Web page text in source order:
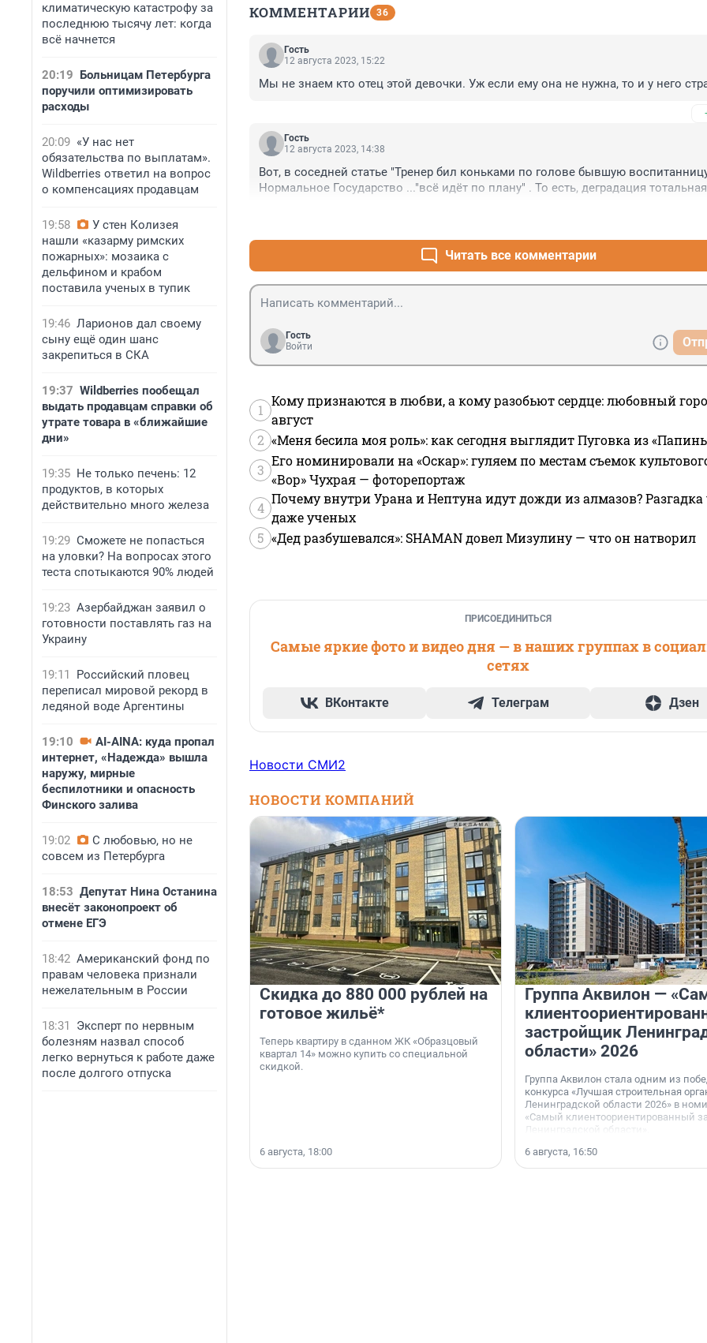
климатическую катастрофу за
последнюю тысячу лет: когда
всё начнется
20:19 Больницам Петербурга
поручили оптимизировать
расходы
20:09 «У нас нет
обязательства по выплатам».
Wildberries ответил на вопрос
о компенсациях продавцам
19:58
У стен Колизея
нашли «казарму римских
пожарных»: мозаика с
дельфином и крабом
поставила ученых в тупик
19:46 Ларионов дал своему
сыну ещё один шанс
закрепиться в СКА
19:37 Wildberries пообещал
выдать продавцам справки об
утрате товара в «ближайшие
дни»
19:35 Не только печень: 12
продуктов, в которых
действительно много железа
19:29 Сможете не попасться
на уловки? На вопросах этого
теста спотыкаются 90% людей
19:23 Азербайджан заявил о
готовности поставлять газ на
Украину
19:11
Российский пловец
переписал мировой рекорд в
ледяной воде Аргентины
19:10
AI-AINA: куда пропал
интернет, «Надежда» вышла
наружу, мирные
беспилотники и опасность
Финского залива
19:02
С любовью, но не
совсем из Петербурга
18:53 Депутат Нина Останина
внесёт законопроект об
отмене ЕГЭ
18:42 Американский фонд по
правам человека признали
нежелательным в России
18:31
Эксперт по нервным
болезням назвал способ
легко вернуться к работе даже
после долгого отпуска
КОММЕНТАРИИ 36
Гость
12 августа 2023, 15:22
Мы не знаем кто отец этой девочки. Уж если ему она не нужна, то и у него
Гость
12 августа 2023, 14:38
Вот, в соседней статье "Тренер бил коньками по голове бывшую
Нормальное Государство ..."всё идёт по плану" . То есть, деградация тотальная
Читать все комментарии
Гость
Войти
1
Кому признаются в любви, а кому разобьют сердце: любовный
август
2 «Меня бесила моя роль»: как сегодня выглядит Пуговка из
3
Его номинировали на «Оскар»: гуляем по местам съемок
«Вор» Чухрая — фоторепортаж
4
Почему внутри Урана и Нептуна идут дожди из алмазов?
даже ученых
5 «Дед разбушевался»: SHAMAN довел Мизулину — что он натворил
ПРИСОЕДИНИТЬСЯ
Самые яркие фото и видео дня — в наших группах в
сетях
ВКонтакте Телеграм Дзен
Новости СМИ2
НОВОСТИ КОМПАНИЙ
Скидка до 880 000 рублей на
готовое жильё*
Теперь квартиру в сданном ЖК «Образцовый
квартал 14» можно купить со специальной
скидкой.
6 августа, 18:00
Группа Аквилон —
застройщик
области» 2026
Группа Аквилон стала одним из
конкурса «Лучшая строительная
Ленинградской области 2026» в
«Самый клиентоориентированный
Ленинградской области».
6 августа, 16:50